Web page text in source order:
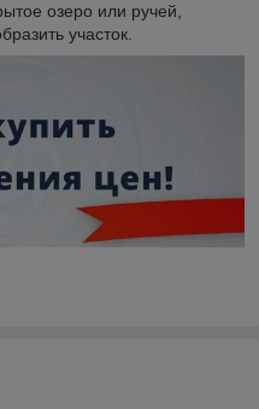
озеро или ручей,
участок.